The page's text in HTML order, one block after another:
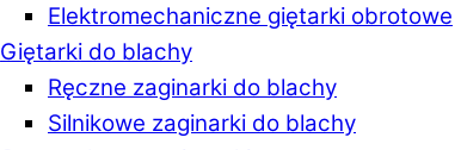
Elektromechaniczne giętarki obrotowe
Giętarki do blachy
Ręczne zaginarki do blachy
Silnikowe zaginarki do blachy